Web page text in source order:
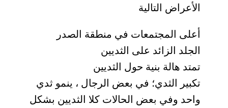
الأعراض التالية
أعلى المجتمعات في منطقة الصدر
الجلد الزائد على الثديين
تمتد هالة بنية حول الثديين
تكبير الثدي؛ في بعض الرجال ، ينمو ثدي
واحد وفي بعض الحالات كلا الثديين بشكل